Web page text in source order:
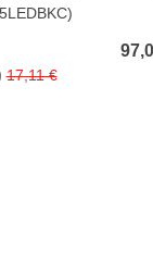
17,11 €